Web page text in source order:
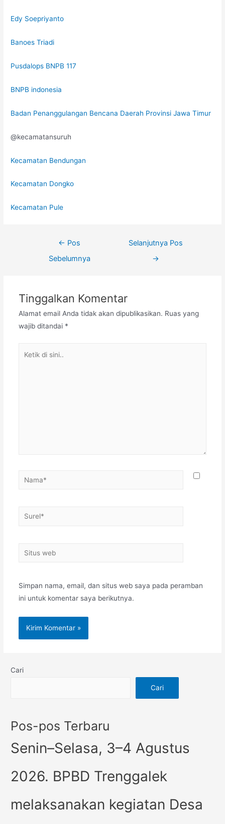
Edy Soepriyanto
Banoes Triadi
Pusdalops BNPB 117
BNPB indonesia
Badan Penanggulangan Bencana Daerah Provinsi Jawa Timur
@kecamatansuruh
Kecamatan Bendungan
Kecamatan Dongko
Kecamatan Pule
← Pos
Sebelumnya
Selanjutnya Pos
→
Tinggalkan Komentar
Alamat email Anda tidak akan dipublikasikan. Ruas yang
wajib ditandai *
Simpan nama, email, dan situs web saya pada peramban
ini untuk komentar saya berikutnya.
Cari
Cari
Pos-pos Terbaru
Senin–Selasa, 3–4 Agustus
2026. BPBD Trenggalek
melaksanakan kegiatan Desa